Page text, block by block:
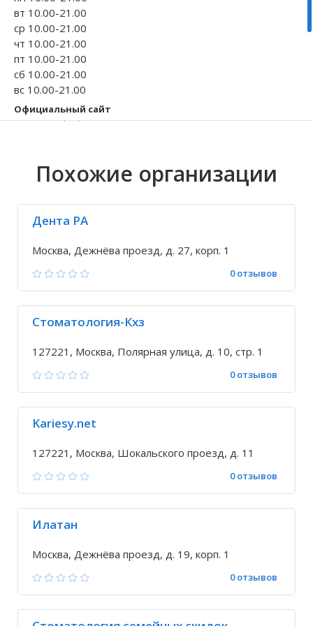
Волгоградская область
Кировоградская область
Восточно-Казахстанская область
вт 10.00-21.00
ср 10.00-21.00
чт 10.00-21.00
пт 10.00-21.00
сб 10.00-21.00
вс 10.00-21.00
Официальный сайт
www.yasniystom.ru
Исправить неточность
Похожие организации
Дента РА
Москва, Дежнёва проезд, д. 27, корп. 1
0 отзывов
Стоматология-Кхз
127221, Москва, Полярная улица, д. 10, стр. 1
0 отзывов
Kariesy.net
127221, Москва, Шокальского проезд, д. 11
0 отзывов
Илатан
Москва, Дежнёва проезд, д. 19, корп. 1
0 отзывов